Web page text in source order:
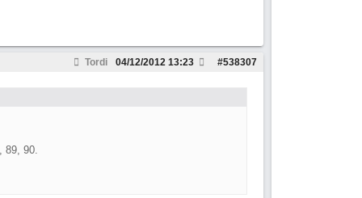
Tordi #538307
04/12/2012 13:23
89, 90.